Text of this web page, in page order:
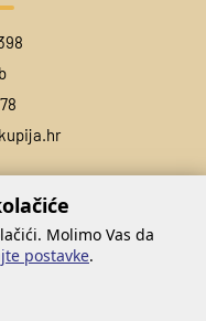
Molimo Vas da
postavke.